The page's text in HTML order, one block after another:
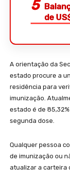
de
A orientação da
estado procure a
residência para
imunização.
estado é de
segunda dose.
Qualquer pessoa
de imunização ou
atualizar a carteira